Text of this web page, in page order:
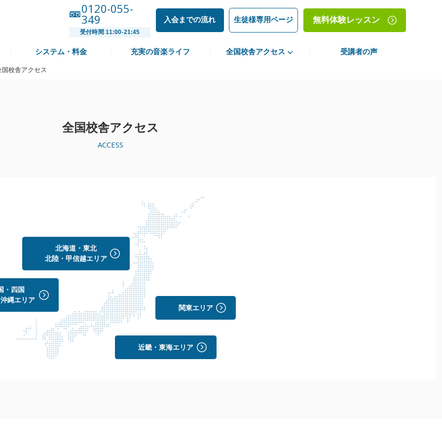
0120-055-
349
受付時間 11:00-21:45
入会までの流れ 生徒様専用ページ 無料体験レッスン
システム・料金 充実の音楽ライフ 全国校舎アクセス 受講者の声
国校舎アクセス
全国校舎アクセス
ACCESS
北海道・東北
北陸・甲信越エリア
関東エリア
近畿・東海エリア
・四国
縄エリア